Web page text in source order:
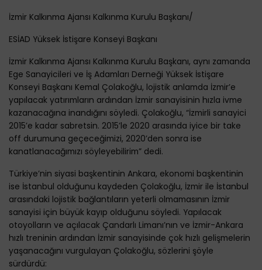
İzmir Kalkınma Ajansı Kalkınma Kurulu Başkanı/
ESİAD Yüksek İstişare Konseyi Başkanı
İzmir Kalkınma Ajansı Kalkınma Kurulu Başkanı, aynı zamanda
Ege Sanayicileri ve İş Adamları Derneği Yüksek İstişare
Konseyi Başkanı Kemal Çolakoğlu, lojistik anlamda İzmir’e
yapılacak yatırımların ardından İzmir sanayisinin hızla ivme
kazanacağına inandığını söyledi. Çolakoğlu, “İzmirli sanayici
2015’e kadar sabretsin. 2015’le 2020 arasında iyice bir take
off durumuna geçeceğimizi, 2020’den sonra ise
kanatlanacağımızı söyleyebilirim” dedi.
Türkiye’nin siyasi başkentinin Ankara, ekonomi başkentinin
ise İstanbul olduğunu kaydeden Çolakoğlu, İzmir ile İstanbul
arasındaki lojistik bağlantıların yeterli olmamasının İzmir
sanayisi için büyük kayıp olduğunu söyledi. Yapılacak
otoyolların ve açılacak Çandarlı Limanı’nın ve İzmir-Ankara
hızlı treninin ardından İzmir sanayisinde çok hızlı gelişmelerin
yaşanacağını vurgulayan Çolakoğlu, sözlerini şöyle
sürdürdü: